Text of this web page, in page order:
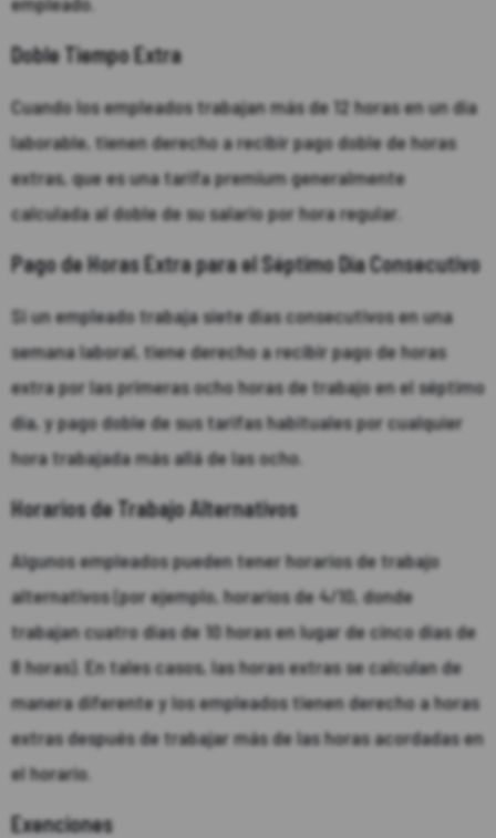
Doble Tiempo Extra
Cuando los empleados trabajan más de 12 horas en un día
laborable, tienen derecho a recibir pago doble de horas
extras, que es una tarifa premium generalmente
calculada al doble de su salario por hora regular.
Pago de Horas Extra para el Séptimo Día Consecutivo
Si un empleado trabaja siete días consecutivos en una
semana laboral, tiene derecho a recibir pago de horas
extra por las primeras ocho horas de trabajo en el séptimo
día, y pago doble de sus tarifas habituales por cualquier
hora trabajada más allá de las ocho.
Horarios de Trabajo Alternativos
Algunos empleados pueden tener horarios de trabajo
alternativos (por ejemplo, horarios de 4/10, donde
trabajan cuatro días de 10 horas en lugar de cinco días de
8 horas). En tales casos, las horas extras se calculan de
manera diferente y los empleados tienen derecho a horas
extras después de trabajar más de las horas acordadas en
el horario.
Exenciones